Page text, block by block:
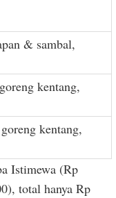
& sambal,
kentang,
kentang,
Istimewa (Rp
total hanya Rp